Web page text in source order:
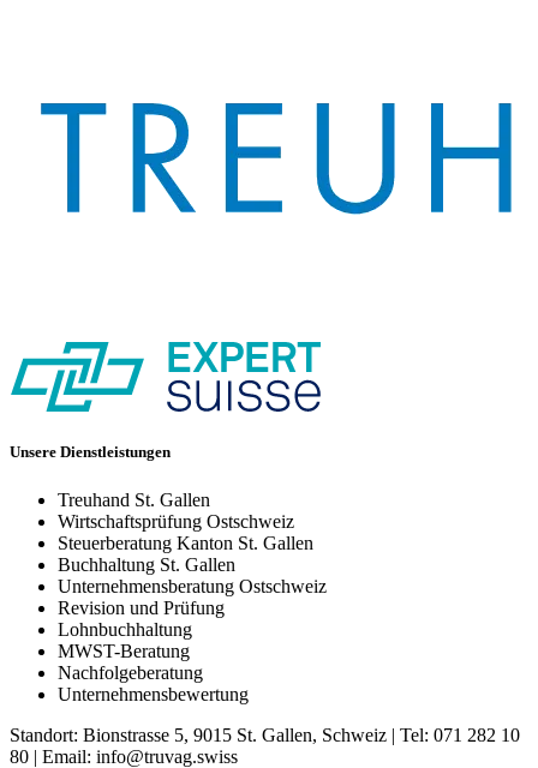
Unsere Dienstleistungen
Treuhand St. Gallen
Wirtschaftsprüfung Ostschweiz
Steuerberatung Kanton St. Gallen
Buchhaltung St. Gallen
Unternehmensberatung Ostschweiz
Revision und Prüfung
Lohnbuchhaltung
MWST-Beratung
Nachfolgeberatung
Unternehmensbewertung
Standort: Bionstrasse 5, 9015 St. Gallen, Schweiz | Tel: 071 282 10
80 | Email: info@truvag.swiss